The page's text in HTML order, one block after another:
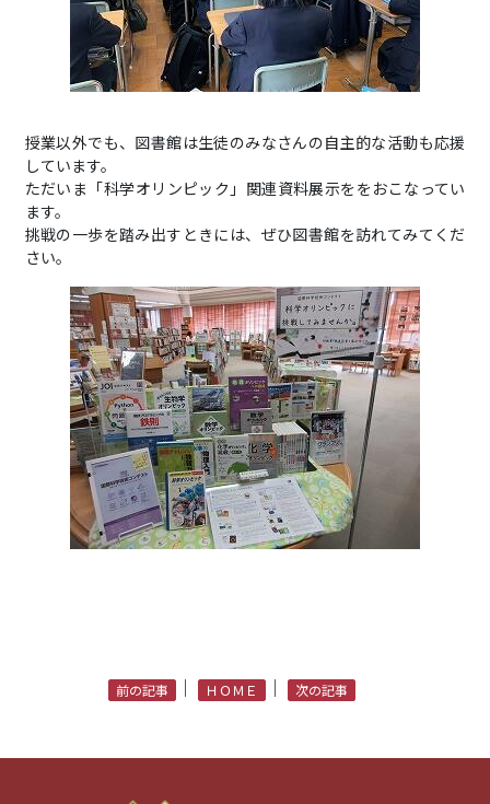
授業以外でも、図書館は生徒のみなさんの自主的な活動も応援
しています。
ただいま「科学オリンピック」関連資料展示ををおこなってい
ます。
挑戦の一歩を踏み出すときには、ぜひ図書館を訪れてみてくだ
さい。
前の記事 ｜ ＨＯＭＥ ｜ 次の記事